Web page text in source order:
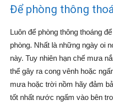
Để phòng thông
Luôn để phòng thông thoáng
phòng. Nhất là những ngày oi
này. Tuy nhiên hạn chế mưa
thể gây ra cong vênh hoặc
mưa hoặc trời nồm hãy đảm
tốt nhất nước ngấm vào bên